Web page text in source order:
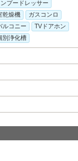
プードレッサー
乾燥機
ガスコンロ
ルコニー
TVドアホン
別浄化槽